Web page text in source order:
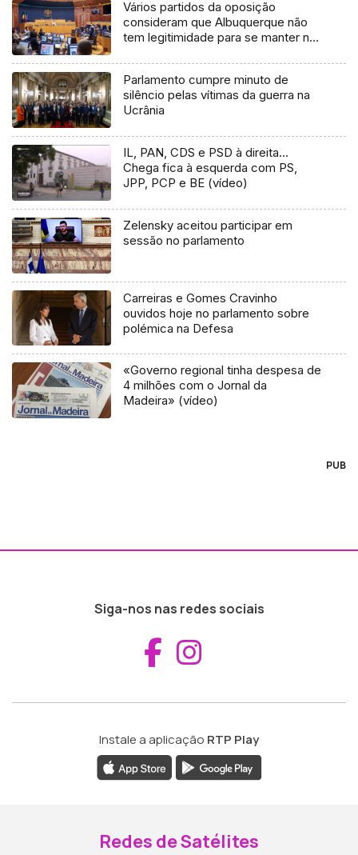
Vários partidos da oposição
consideram que Albuquerque não
tem legitimidade para se manter no
Parlamento cumpre minuto de
silêncio pelas vítimas da guerra na
Ucrânia
IL, PAN, CDS e PSD à direita…
Chega fica à esquerda com PS,
JPP, PCP e BE (vídeo)
Zelensky aceitou participar em
sessão no parlamento
Carreiras e Gomes Cravinho
ouvidos hoje no parlamento sobre
polémica na Defesa
«Governo regional tinha despesa de
4 milhões com o Jornal da
Madeira» (vídeo)
PUB
Siga-nos nas redes sociais
Aceder ao
Instale a aplicação RTP Play
Redes de Satélites